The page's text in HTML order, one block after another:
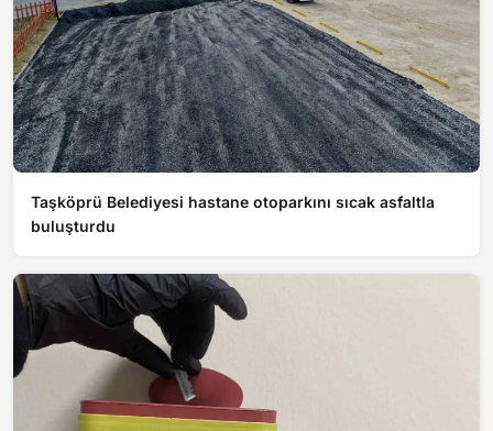
Taşköprü Belediyesi hastane otoparkını sıcak asfaltla
buluşturdu